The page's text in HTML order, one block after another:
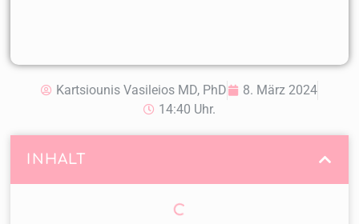
Kartsiounis Vasileios MD, PhD
8. März 2024
14:40 Uhr.
INHALT